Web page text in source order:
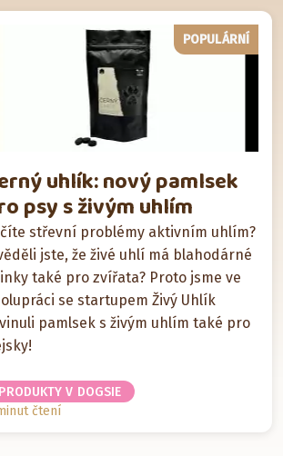
POPULÁRNÍ
uhlík: nový pamlsek
psy s živým uhlím
střevní problémy aktivním uhlím?
jste, že živé uhlí má blahodárné
také pro zvířata? Proto jsme ve
se startupem Živý Uhlík
pamlsek s živým uhlím také pro
PRODUKTY V DOGSIE
čtení